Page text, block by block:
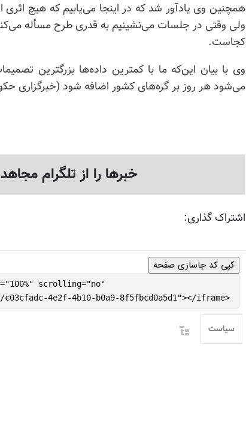
همچنین وی یادآور شد که در اینجا می‌یابیم که هیچ
ولی وقتی در جلسات می‌نشینیم به قدری طرح مسأله
کجاست.
وی با بیان این‌که ما با کمترین داده‌ها بزرگترین
می‌شود هر روز بر گره‌های کشور اضافه شود (خبرگزاری حکومتی
خبرها را از تلگرام
اشتراک گذاری:
کپی کد جاسازی صفحه
scrolling="no"
4e2f-4b10-b0a9-8f5fbcd0a5d1"></iframe>
سیاست